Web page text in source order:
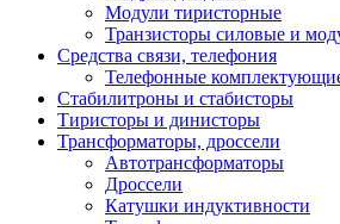
Модули тиристорные
Транзисторы силовые и
Средства связи, телефония
Телефонные
Стабилитроны и стабисторы
Тиристоры и динисторы
Трансформаторы, дроссели
Автотрансформаторы
Дроссели
Катушки индуктивности